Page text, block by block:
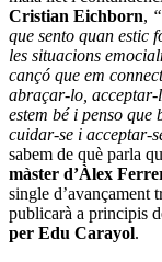
Cristian Eichborn,
que sento quan estic
les situacions
cançó que em
abraçar-lo, acceptar-
estem bé i penso
cuidar-se i acceptar-
sabem de què parla
màster d’Àlex
single d’avançament
publicarà a principis
per Edu Carayol.